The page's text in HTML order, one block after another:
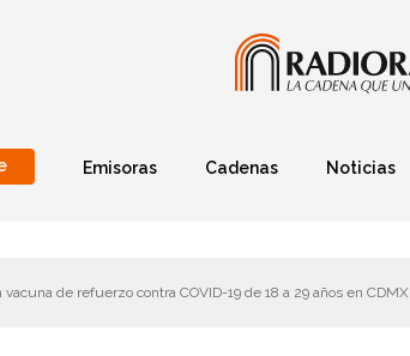
Emisoras Cadenas Noticias
de refuerzo contra COVID-19 de 18 a 29 años en CDMX